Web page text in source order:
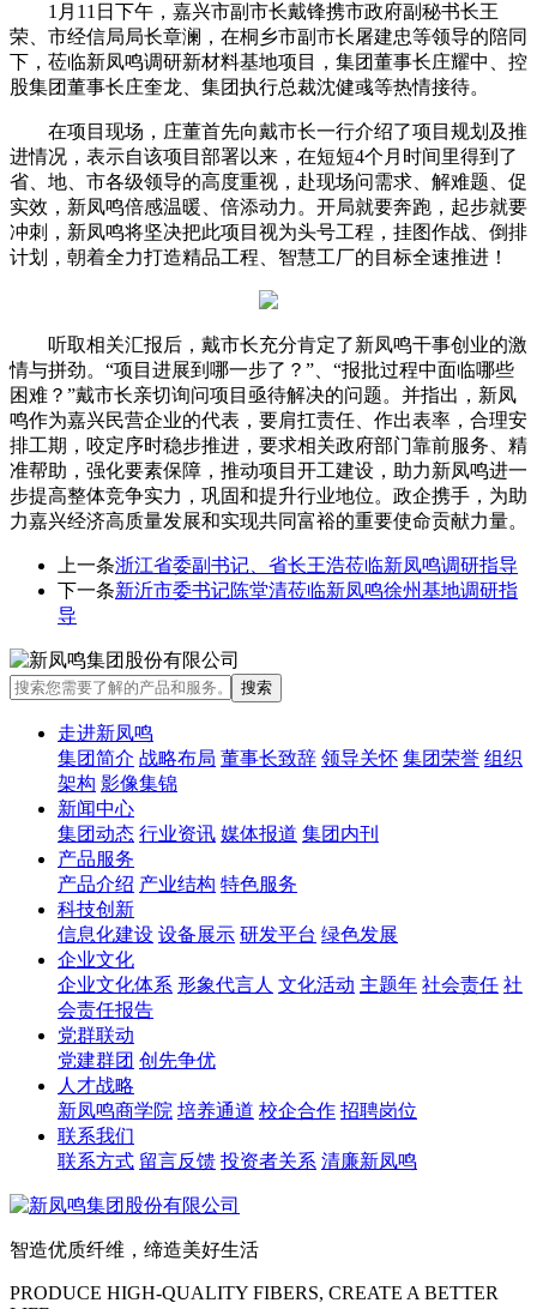
1月11日下午，嘉兴市副市长戴锋携市政府副秘书长王
荣、市经信局局长章澜，在桐乡市副市长屠建忠等领导的陪同
下，莅临新凤鸣调研新材料基地项目，集团董事长庄耀中、控
股集团董事长庄奎龙、集团执行总裁沈健彧等热情接待。
在项目现场，庄董首先向戴市长一行介绍了项目规划及推
进情况，表示自该项目部署以来，在短短4个月时间里得到了
省、地、市各级领导的高度重视，赴现场问需求、解难题、促
实效，新凤鸣倍感温暖、倍添动力。开局就要奔跑，起步就要
冲刺，新凤鸣将坚决把此项目视为头号工程，挂图作战、倒排
计划，朝着全力打造精品工程、智慧工厂的目标全速推进！
听取相关汇报后，戴市长充分肯定了新凤鸣干事创业的激
情与拼劲。“项目进展到哪一步了？”、“报批过程中面临哪些
困难？”戴市长亲切询问项目亟待解决的问题。并指出，新凤
鸣作为嘉兴民营企业的代表，要肩扛责任、作出表率，合理安
排工期，咬定序时稳步推进，要求相关政府部门靠前服务、精
准帮助，强化要素保障，推动项目开工建设，助力新凤鸣进一
步提高整体竞争实力，巩固和提升行业地位。政企携手，为助
力嘉兴经济高质量发展和实现共同富裕的重要使命贡献力量。
上一条浙江省委副书记、省长王浩莅临新凤鸣调研指导
下一条新沂市委书记陈堂清莅临新凤鸣徐州基地调研指
导
走进新凤鸣
集团简介 战略布局 董事长致辞 领导关怀 集团荣誉 组织
架构 影像集锦
新闻中心
集团动态 行业资讯 媒体报道 集团内刊
产品服务
产品介绍 产业结构 特色服务
科技创新
信息化建设 设备展示 研发平台 绿色发展
企业文化
企业文化体系 形象代言人 文化活动 主题年 社会责任 社
会责任报告
党群联动
党建群团 创先争优
人才战略
新凤鸣商学院 培养通道 校企合作 招聘岗位
联系我们
联系方式 留言反馈 投资者关系 清廉新凤鸣
智造优质纤维，缔造美好生活
PRODUCE HIGH-QUALITY FIBERS, CREATE A BETTER